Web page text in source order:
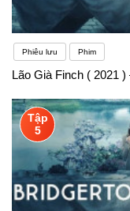
Phiêu lưu Phim
Lão Già Finch ( 2021
Tập
5